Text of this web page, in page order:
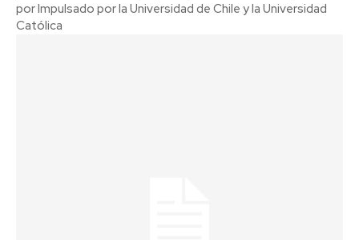
por Impulsado por la Universidad de Chile y la Universidad
Católica